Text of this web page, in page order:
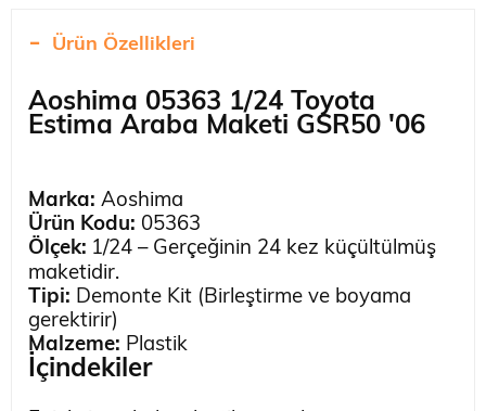
Ürün Özellikleri
Aoshima 05363 1/24 Toyota
Estima Araba Maketi GSR50 '06
Marka: Aoshima
Ürün Kodu: 05363
Ölçek: 1/24 – Gerçeğinin 24 kez küçültülmüş
maketidir.
Tipi: Demonte Kit (Birleştirme ve boyama
gerektirir)
Malzeme: Plastik
İçindekiler